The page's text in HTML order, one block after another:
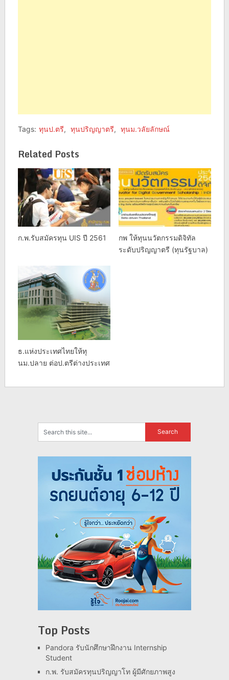
Tags: ทุนป.ตรี, ทุนปริญญาตรี, ทุนม.วลัยลักษณ์
Related Posts
ก.พ.รับสมัครทุน UIS ปี 2561
กพ ให้ทุนนวัตกรรมดิจิทัล
ระดับปริญญาตรี (ทุนรัฐบาล)
ธ.แห่งประเทศไทยให้ทุ
นม.ปลาย ต่อป.ตรีต่างประเทศ
Top Posts
Pandora รับนักศึกษาฝึกงาน Internship
Student
ก.พ. รับสมัครทุนปริญญาโท ผู้มีศักยภาพสูง